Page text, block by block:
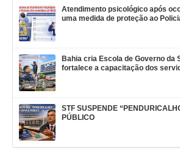
Atendimento psicológico após
uma medida de proteção ao
Bahia cria Escola de Governo da
fortalece a capacitação dos
STF SUSPENDE
PÚBLICO